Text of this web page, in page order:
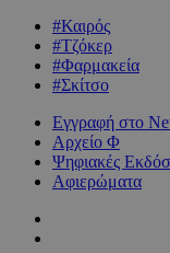
#Καιρός
#Τζόκερ
#Φαρμακεία
#Σκίτσο
Εγγραφή στο
Αρχείο Φ
Ψηφιακές
Αφιερώματα